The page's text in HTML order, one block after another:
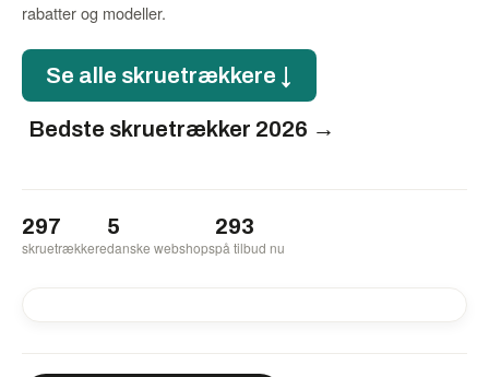
rabatter og modeller.
Se alle skruetrækkere ↓
Bedste skruetrækker 2026 →
297
skruetrækkere
5
danske webshops
293
på tilbud nu
-50%